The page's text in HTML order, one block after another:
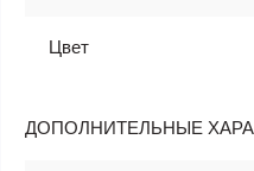
Цвет
ДОПОЛНИТЕЛЬНЫЕ